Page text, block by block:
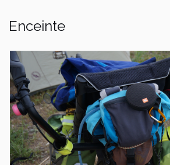
Enceinte